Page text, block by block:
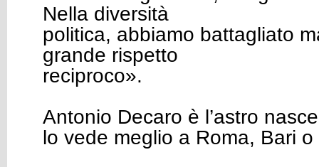
Nella diversità
politica, abbiamo battagliato
grande rispetto
reciproco».
Antonio Decaro è l’astro
lo vede meglio a Roma, Bari